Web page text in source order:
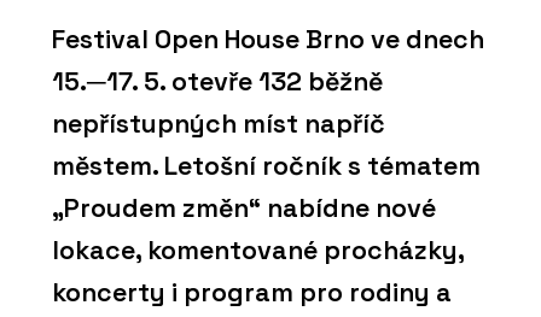
Festival Open House Brno ve dnech
15.─17. 5. otevře 132 běžně
nepřístupných míst napříč
městem. Letošní ročník s tématem
„Proudem změn“ nabídne nové
lokace, komentované procházky,
koncerty i program pro rodiny a